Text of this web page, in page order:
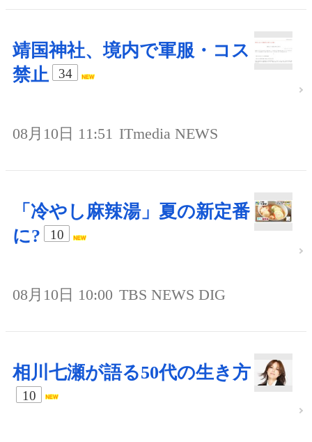
靖国神社、境内で軍服・コス
禁止
34
08月10日 11:51 ITmedia NEWS
「冷やし麻辣湯」夏の新定番
に?
10
08月10日 10:00 TBS NEWS DIG
相川七瀬が語る50代の生き方
10